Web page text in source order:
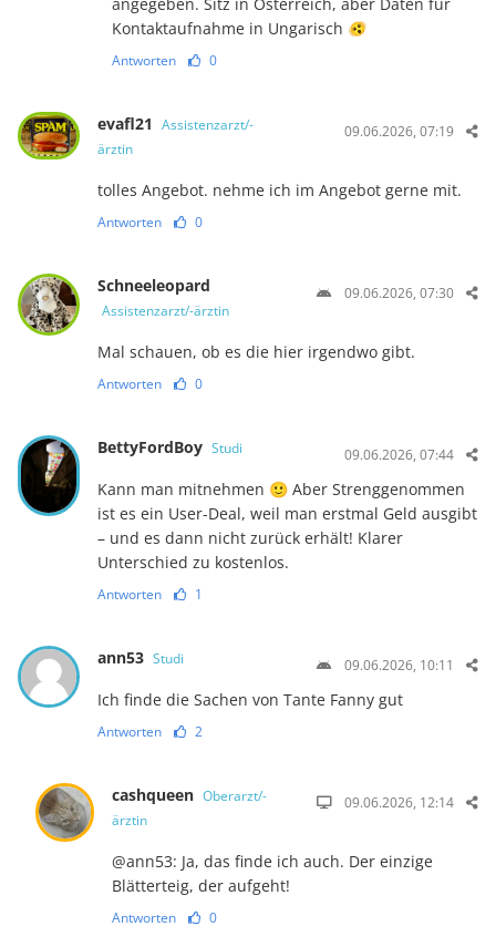
Kontaktaufnahme in Ungarisch 🫨
Antworten 0
evafl21 Assistenzarzt/-
ärztin
09.06.2026, 07:19
tolles Angebot. nehme ich im Angebot gerne mit.
Antworten 0
Schneeleopard
Assistenzarzt/-ärztin
09.06.2026, 07:30
Mal schauen, ob es die hier irgendwo gibt.
Antworten 0
BettyFordBoy Studi 09.06.2026, 07:44
Kann man mitnehmen 🙂 Aber Strenggenommen
ist es ein User-Deal, weil man erstmal Geld ausgibt
– und es dann nicht zurück erhält! Klarer
Unterschied zu kostenlos.
Antworten 1
ann53 Studi 09.06.2026, 10:11
Ich finde die Sachen von Tante Fanny gut
Antworten 2
cashqueen Oberarzt/-
ärztin
09.06.2026, 12:14
@ann53: Ja, das finde ich auch. Der einzige
Blätterteig, der aufgeht!
Antworten 0